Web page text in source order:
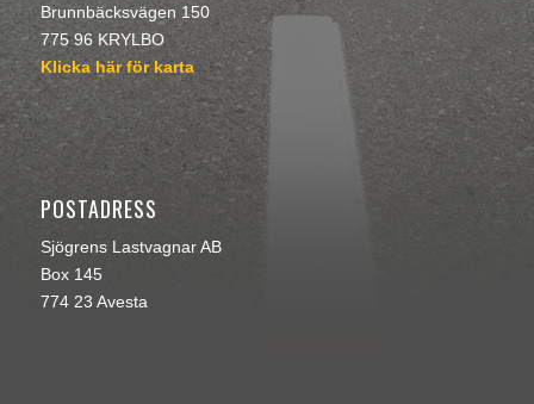
Brunnbäcksvägen 150
775 96 KRYLBO
Klicka här för karta
POSTADRESS
Sjögrens Lastvagnar AB
Box 145
774 23 Avesta